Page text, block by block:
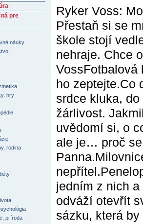
Ryker Voss:
Přestaň si se
škole stojí
nehraje. Chce
VossFotbalová
ho zeptejte.Co
srdce kluka,
žárlivost.
uvědomí si, o
ale je… proč se
jedním z nich
odváží otevřít
sázku, která
pre
náuky
hry
rodina
príroda